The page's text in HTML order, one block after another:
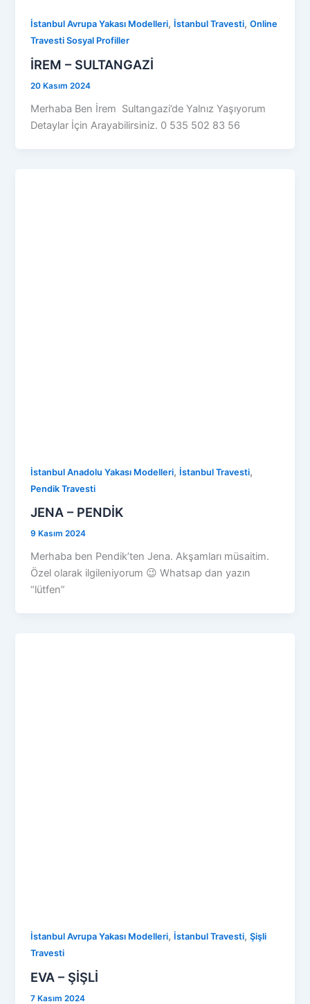
İstanbul Avrupa Yakası Modelleri, İstanbul Travesti,Online
Travesti Sosyal Profiller
İREM – SULTANGAZİ
20 Kasım 2024
Merhaba Ben İrem Sultangazi’de Yalnız Yaşıyorum
Detaylar İçin Arayabilirsiniz. 0 535 502 83 56
İstanbul Anadolu Yakası Modelleri, İstanbul Travesti,
Pendik Travesti
JENA – PENDİK
9 Kasım 2024
Merhaba ben Pendik’ten Jena. Akşamları müsaitim.
Özel olarak ilgileniyorum 😉 Whatsap dan yazın
“lütfen”
İstanbul Avrupa Yakası Modelleri, İstanbul Travesti,Şişli
Travesti
EVA – ŞİŞLİ
7 Kasım 2024